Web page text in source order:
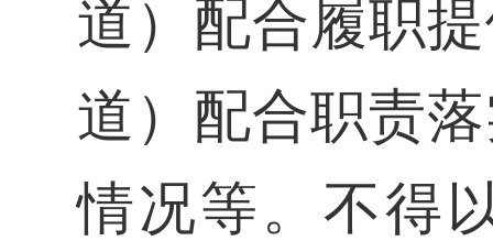
道）配合履职
道）配合职责
情况等。不得